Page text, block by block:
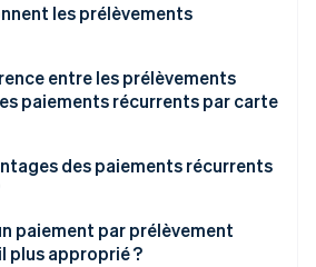
2026
Stripe construit l’infrastructure
les prélèvements
entre les prélèvements
paiements récurrents par carte
des paiements récurrents
paiement par prélèvement
plus approprié ?